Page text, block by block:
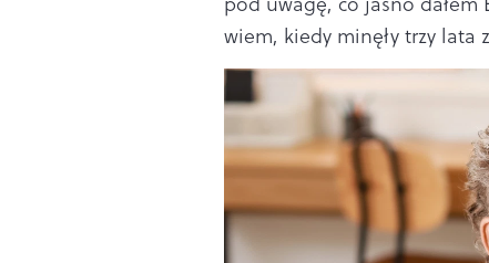
wiem, kiedy minęły trzy lata